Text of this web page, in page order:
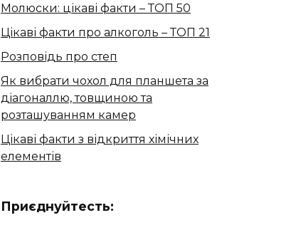
Молюски: цікаві факти – ТОП 50
Цікаві факти про алкоголь – ТОП 21
Розповідь про степ
Як вибрати чохол для планшета за
діагоналлю, товщиною та
розташуванням камер
Цікаві факти з відкриття хімічних
елементів
Приєднуйтесть: